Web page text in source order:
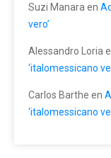
Suzi Manara en
vero’
Alessandro Loria
‘italomessicano
Carlos Barthe en
‘italomessicano